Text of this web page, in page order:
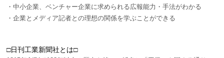
・中小企業、ベンチャー企業に求められる広報能力・手法がわかる
・企業とメディア記者との理想の関係を学ぶことができる
□日刊工業新聞社とは□